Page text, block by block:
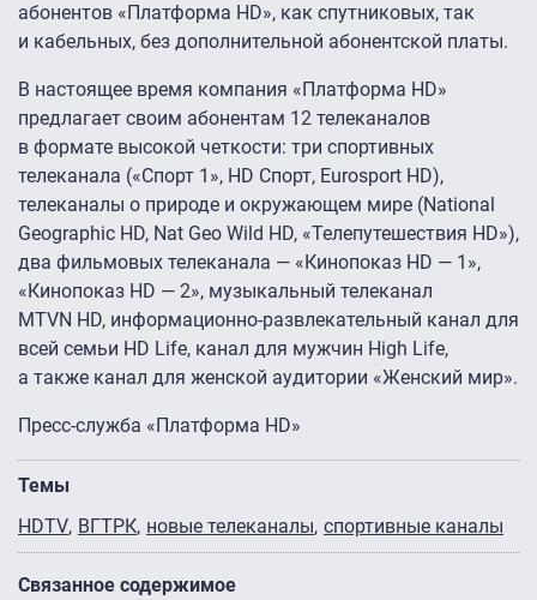
абонентов «Платформа HD», как спутниковых, так
и кабельных, без дополнительной абонентской платы.
В настоящее время компания «Платформа HD»
предлагает своим абонентам 12 телеканалов
в формате высокой четкости: три спортивных
телеканала («Спорт 1», HD Спорт, Eurosport HD),
телеканалы о природе и окружающем мире (National
Geographic HD, Nat Geo Wild HD, «Телепутешествия HD»),
два фильмовых телеканала — «Кинопоказ HD — 1»,
«Кинопоказ HD — 2», музыкальный телеканал
MTVN HD, информационно-развлекательный канал для
всей семьи HD Life, канал для мужчин High Life,
а также канал для женской аудитории «Женский мир».
Пресс-служба «Платформа HD»
Темы
HDTV ВГТРК новые телеканалы спортивные каналы
Связанное содержимое